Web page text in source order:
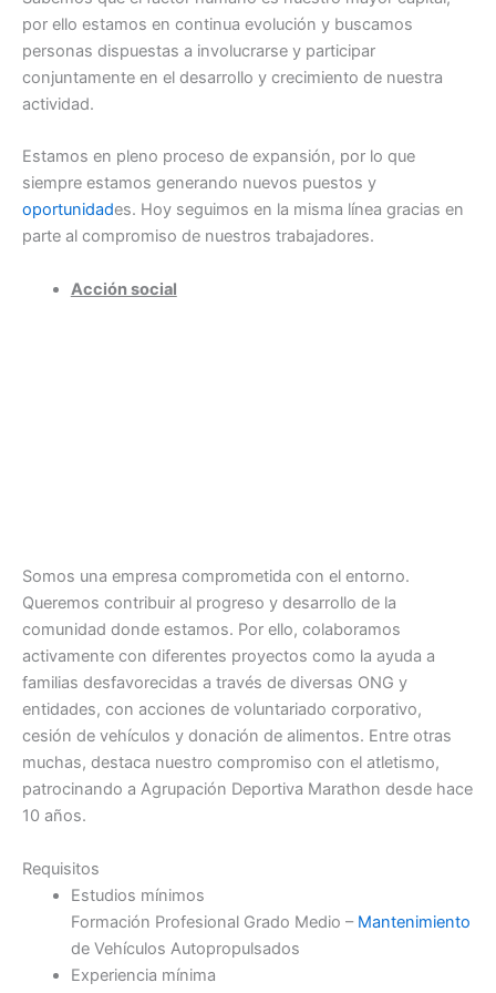
por ello estamos en continua evolución y buscamos
personas dispuestas a involucrarse y participar
conjuntamente en el desarrollo y crecimiento de nuestra
actividad.
Estamos en pleno proceso de expansión, por lo que
siempre estamos generando nuevos puestos y
oportunidades. Hoy seguimos en la misma línea gracias en
parte al compromiso de nuestros trabajadores.
Acción social
Somos una empresa comprometida con el entorno.
Queremos contribuir al progreso y desarrollo de la
comunidad donde estamos. Por ello, colaboramos
activamente con diferentes proyectos como la ayuda a
familias desfavorecidas a través de diversas ONG y
entidades, con acciones de voluntariado corporativo,
cesión de vehículos y donación de alimentos. Entre otras
muchas, destaca nuestro compromiso con el atletismo,
patrocinando a Agrupación Deportiva Marathon desde hace
10 años.
Requisitos
Estudios mínimos
Formación Profesional Grado Medio – Mantenimiento
de Vehículos Autopropulsados
Experiencia mínima